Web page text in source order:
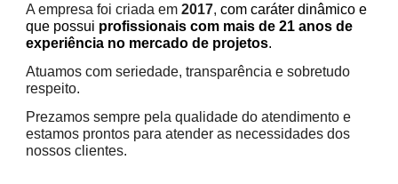
A empresa foi criada em2017,com caráter dinâmico e
que possui profissionais com mais de 21 anos de
experiência no mercado de projetos.
Atuamos com seriedade, transparência e sobretudo
respeito.
Prezamos sempre pela qualidade do atendimento e
estamos prontos para atender as necessidades dos
nossos clientes.